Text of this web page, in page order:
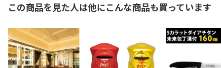
この商品を見た人は他にこんな商品も買っています